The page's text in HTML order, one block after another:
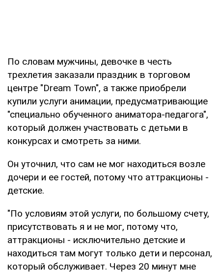
По словам мужчины, девочке в честь
трехлетия заказали праздник в торговом
центре "Dream Town", а также приобрели
купили услуги анимации, предусматривающие
"специально обученного аниматора-педагога",
который должен участвовать с детьми в
конкурсах и смотреть за ними.
Он уточнил, что сам не мог находиться возле
дочери и ее гостей, потому что аттракционы -
детские.
"По условиям этой услуги, по большому счету,
присутствовать я и не мог, потому что,
аттракционы - исключительно детские и
находиться там могут только дети и персонал,
который обслуживает. Через 20 минут мне